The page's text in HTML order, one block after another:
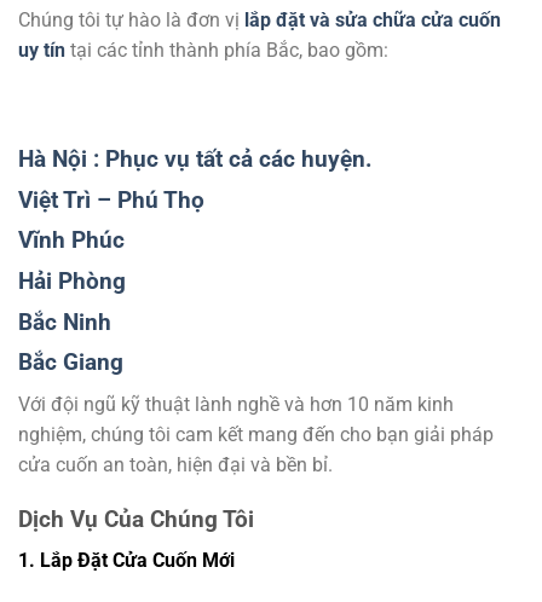
Chúng tôi tự hào là đơn vị lắp đặt và sửa chữa cửa cuốn
uy tín tại các tỉnh thành phía Bắc, bao gồm:
Hà Nội : Phục vụ tất cả các huyện.
Việt Trì – Phú Thọ
Vĩnh Phúc
Hải Phòng
Bắc Ninh
Bắc Giang
Với đội ngũ kỹ thuật lành nghề và hơn 10 năm kinh
nghiệm, chúng tôi cam kết mang đến cho bạn giải pháp
cửa cuốn an toàn, hiện đại và bền bỉ.
Dịch Vụ Của Chúng Tôi
1. Lắp Đặt Cửa Cuốn Mới